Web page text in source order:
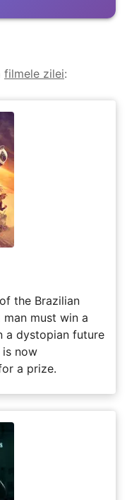
filmele zilei:
the Brazilian
must win a
a dystopian future
is now
a prize.